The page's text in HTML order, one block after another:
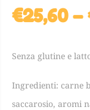
€25,60 –
Senza glutine e
Ingredienti: carne
saccarosio, aromi